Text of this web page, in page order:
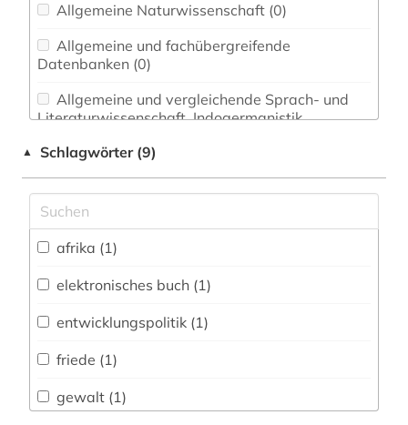
Allgemeine Naturwissenschaft (0)
Datenbanken (0)
Literaturwissenschaft. Indogermanistik.
Anglistik. Amerikanistik (0)
▲ Schlagwörter (9)
afrika (1)
elektronisches buch (1)
entwicklungspolitik (1)
friede (1)
gewalt (1)